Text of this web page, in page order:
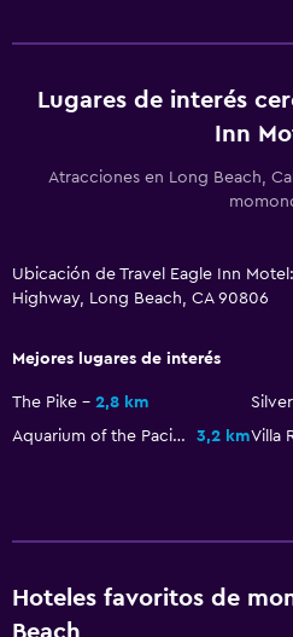
Plancha y tabla de planchar
Servicios y facilidades
Estacionamiento y transporte
Habitación
Perchero
Lugares de interés
Inn
Atracciones en Long Beach,
Ubicación de Travel Eagle Inn
Highway, Long Beach, CA 90806
Mejores lugares de interés
The Pike 2,8 km
Aquarium of the Pacific
3,2 kmVilla
Hoteles favoritos de
Beach